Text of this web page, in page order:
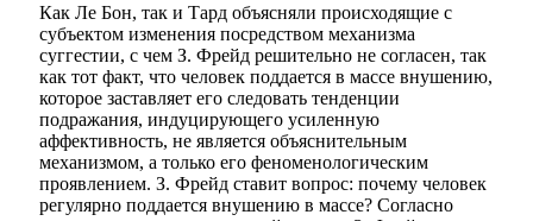
Как Ле Бон, так и Тард объясняли происходящие с
субъектом изменения посредством механизма
суггестии, с чем З. Фрейд решительно не согласен, так
как тот факт, что человек поддается в массе внушению,
которое заставляет его следовать тенденции
подражания, индуцирующего усиленную
аффективность, не является объяснительным
механизмом, а только его феноменологическим
проявлением. З. Фрейд ставит вопрос: почему человек
регулярно поддается внушению в массе? Согласно